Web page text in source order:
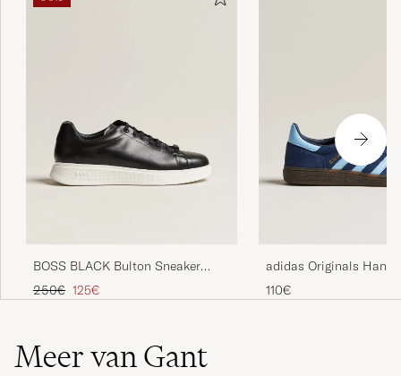
BOSS BLACK Bulton Sneaker
Black
Reguliere prijs
250€ Verlaagd prijs
125€
adidas Originals
Sneaker Navy/Blue Sky
110€
Meer van Gant